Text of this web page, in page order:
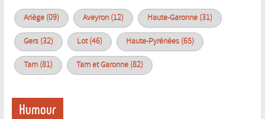
Ariège (09) Aveyron (12) Haute-Garonne (31)
Gers (32) Lot (46) Haute-Pyrénées (65)
Tarn (81) Tarn et Garonne (82)
Humour